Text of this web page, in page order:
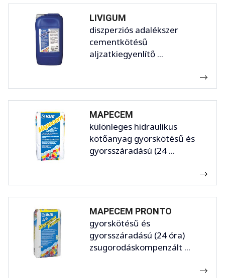
LIVIGUM
diszperziós adalékszer
cementkötésű
aljzatkiegyenlítő ...
MAPECEM
különleges hidraulikus
kötőanyag gyorskötésű és
gyorsszáradású (24 ...
MAPECEM PRONTO
gyorskötésű és
gyorsszáradású (24 óra)
zsugorodáskompenzált ...